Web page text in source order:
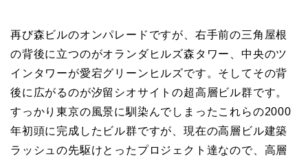
再び森ビルのオンパレードですが、右手前の三角屋根
の背後に立つのがオランダヒルズ森タワー、中央のツ
インタワーが愛宕グリーンヒルズです。そしてその背
後に広がるのが汐留シオサイトの超高層ビル群です。
すっかり東京の風景に馴染んでしまったこれらの2000
年初頭に完成したビル群ですが、現在の高層ビル建築
ラッシュの先駆けとったプロジェクト達なので、高層